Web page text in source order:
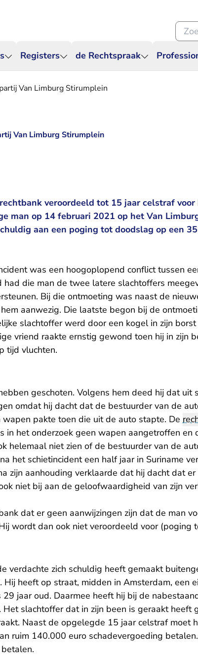
Registers de Rechtspraak
Van Limburg Stirumplein
Van Limburg Stirumplein
veroordeeld tot 15 jaar celstraf voor
man op 14 februari 2021 op het Van
aan een poging tot doodslag op een
was een hoogoplopend conflict tussen
die man de twee latere slachtoffers
Bij die ontmoeting was naast de
aanwezig. Die laatste begon bij de
slachtoffer werd door een kogel in zijn
vriend raakte ernstig gewond toen hij in zijn
tijd vluchten.
geschoten. Volgens hem deed hij dat uit
omdat hij dacht dat de bestuurder van de
pakte toen die uit de auto stapte. De
in het onderzoek geen wapen aangetroffen en
helemaal niet zien of de bestuurder van de
het schietincident een half jaar in Suriname
zijn aanhouding verklaarde dat hij dacht dat er
niet bij aan de geloofwaardigheid van zijn
dat er geen aanwijzingen zijn dat de man
wordt dan ook niet veroordeeld voor (poging
verdachte zich schuldig heeft gemaakt
heeft op straat, midden in Amsterdam, een
jaar oud. Daarmee heeft hij bij de
slachtoffer dat in zijn been is geraakt heeft
Naast de opgelegde 15 jaar celstraf moet
ruim 140.000 euro schadevergoeding